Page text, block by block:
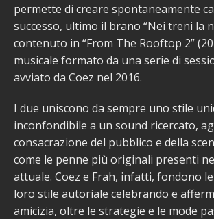
permette di creare spontaneamente
successo, ultimo il brano “Nei treni la
contenuto in “From The Rooftop 2”
musicale formato da una serie di
avviato da Coez nel 2016.
I due uniscono da sempre uno stile
inconfondibile a un sound ricercato,
consacrazione del pubblico e della
come le penne più originali presenti
attuale. Coez e Frah, infatti, fondono
loro stile autoriale celebrando e
amicizia, oltre le strategie e le mode